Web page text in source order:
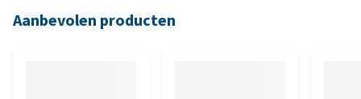
Aanbevolen producten